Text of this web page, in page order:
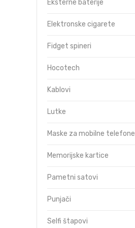
Eksterne baterije
Elektronske cigarete
Fidget spineri
Hocotech
Kablovi
Lutke
Maske za mobilne telefone
Memorijske kartice
Pametni satovi
Punjači
Selfi štapovi